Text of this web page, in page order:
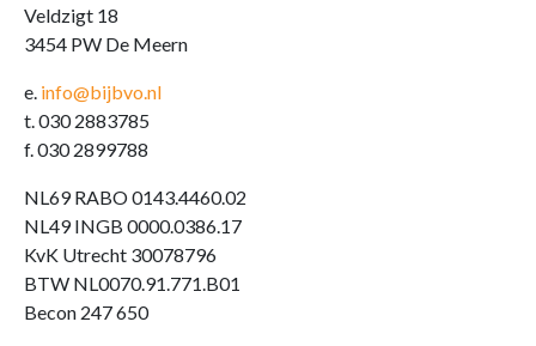
Veldzigt 18
3454 PW De Meern
e. info@bijbvo.nl
t. 030 2883785
f. 030 2899788
NL69 RABO 0143.4460.02
NL49 INGB 0000.0386.17
KvK Utrecht 30078796
BTW NL0070.91.771.B01
Becon 247 650